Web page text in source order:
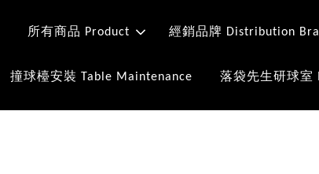
所有商品 Product 經銷品牌 Distribution
撞球檯安裝 Table Maintenance 落袋先生研球室